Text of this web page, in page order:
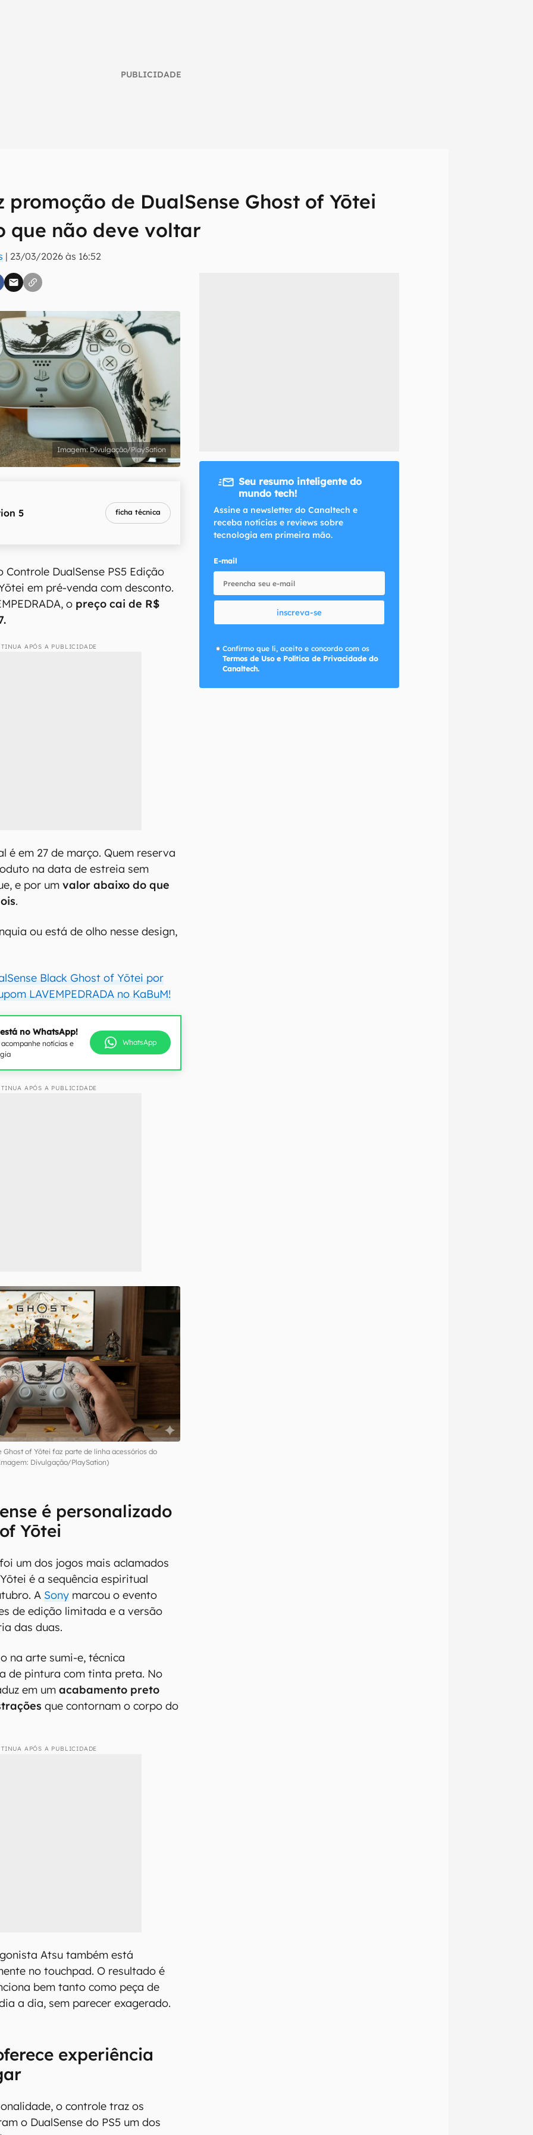
PUBLICIDADE
promoção de DualSense Ghost of Yōtei
que não deve voltar
| 23/03/2026 às 16:52
inteligente do mundo tech!
do Canaltech e receba notícias e reviews sobre tecnologia em primeira
inscreva-se
aceito e concordo com os Termos de Uso e Política de Privacidade do Canaltech.
Divulgação/PlaySation
5 ficha técnica
Controle DualSense PS5 Edição
em pré-venda com desconto.
o preço cai de R$
APÓS A PUBLICIDADE
é em 27 de março. Quem reserva
na data de estreia sem
e por umvalor abaixo do que
.
ou está de olho nesse design,
Black Ghost of Yōtei por
LAVEMPEDRADA no KaBuM!
no WhatsApp!
notícias e
WhatsApp
APÓS A PUBLICIDADE
Ghost of Yōtei faz parte de linha acessórios do
Divulgação/PlaySation)
é personalizado
Yōtei
um dos jogos mais aclamados
é a sequência espiritual
A Sony marcou o evento
de edição limitada e a versão
das duas.
na arte sumi-e, técnica
de pintura com tinta preta. No
em umacabamento preto
que contornam o corpo do
APÓS A PUBLICIDADE
Atsu também está
no touchpad. O resultado é
bem tanto como peça de
a dia, sem parecer exagerado.
experiência
o controle traz os
o DualSense do PS5 um dos
Seu resumo inteligente do
mundo tech!
Assine a newsletter do Canaltech e
receba notícias e reviews sobre
tecnologia em primeira mão.
E-mail
inscreva-se
Confirmo que li, aceito e concordo com os
Termos de Uso e Política de Privacidade do
Canaltech.